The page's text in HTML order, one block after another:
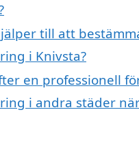
till att
i Knivsta?
en professionell
i andra städer